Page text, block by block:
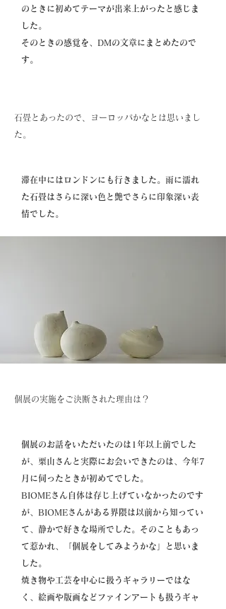
のときに初めてテーマが出来上がったと感じま
した。
そのときの感覚を、DMの文章にまとめたので
す。
石畳とあったので、ヨーロッパかなとは思いまし
た。
滞在中にはロンドンにも行きました。雨に濡れ
た石畳はさらに深い色と艶でさらに印象深い表
情でした。
個展の実施をご決断された理由は？
個展のお話をいただいたのは1年以上前でした
が、栗山さんと実際にお会いできたのは、今年7
月に伺ったときが初めてでした。
BIOMEさん自体は存じ上げていなかったのです
が、BIOMEさんがある界隈は以前から知ってい
て、静かで好きな場所でした。そのこともあっ
て惹かれ、「個展をしてみようかな」と思いま
した。
焼き物や工芸を中心に扱うギャラリーではな
く、絵画や版画などファインアートも扱うギャ